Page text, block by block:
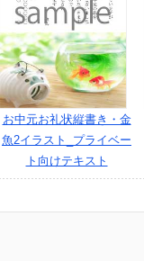
お中元お礼状縦書き・金
魚2イラスト_プライベー
ト向けテキスト